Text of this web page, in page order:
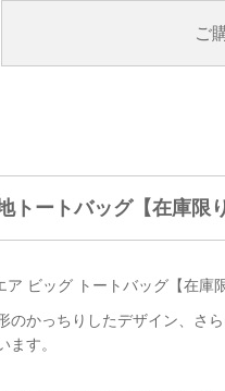
ご
トートバッグ【在庫限り
ビッグ トートバッグ【在庫限
かっちりしたデザイン、さ
ます。